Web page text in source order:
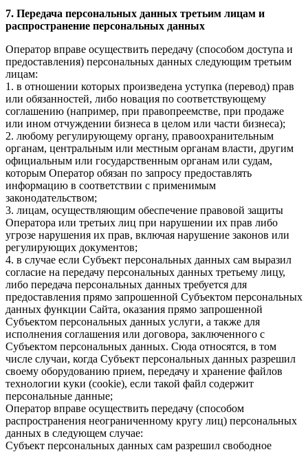
7. Передача персональных данных третьим лицам и
распространение персональных данных
Оператор вправе осуществить передачу (способом доступа и
предоставления) персональных данных следующим третьим
лицам:
1. в отношении которых произведена уступка (перевод) прав
или обязанностей, либо новация по соответствующему
соглашению (например, при правопреемстве, при продаже
или ином отчуждении бизнеса в целом или части бизнеса);
2. любому регулирующему органу, правоохранительным
органам, центральным или местным органам власти, другим
официальным или государственным органам или судам,
которым Оператор обязан по запросу предоставлять
информацию в соответствии с применимым
законодательством;
3. лицам, осуществляющим обеспечение правовой защиты
Оператора или третьих лиц при нарушении их прав либо
угрозе нарушения их прав, включая нарушение законов или
регулирующих документов;
4. в случае если Субъект персональных данных сам выразил
согласие на передачу персональных данных третьему лицу,
либо передача персональных данных требуется для
предоставления прямо запрошенной Субъектом персональных
данных функции Сайта, оказания прямо запрошенной
Субъектом персональных данных услуги, а также для
исполнения соглашения или договора, заключенного с
Субъектом персональных данных. Сюда относятся, в том
числе случаи, когда Субъект персональных данных разрешил
своему оборудованию прием, передачу и хранение файлов
технологии куки (cookie), если такой файл содержит
персональные данные;
Оператор вправе осуществить передачу (способом
распространения неограниченному кругу лиц) персональных
данных в следующем случае:
Субъект персональных данных сам разрешил свободное